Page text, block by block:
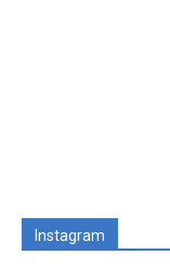
Instagram